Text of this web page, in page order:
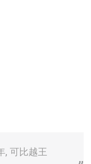
, 可比越王